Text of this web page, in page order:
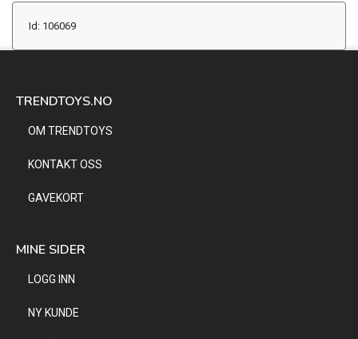
Id: 106069
TRENDTOYS.NO
OM TRENDTOYS
KONTAKT OSS
GAVEKORT
MINE SIDER
LOGG INN
NY KUNDE